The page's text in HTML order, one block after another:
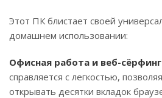
Этот ПК блистает своей
домашнем использовании:
Офисная работа и веб-сёрфинг
справляется с легкостью,
открывать десятки вкладок